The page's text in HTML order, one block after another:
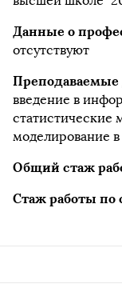
Данные о
отсутствуют
введение в
статистические
моделирование
Общий стаж
Стаж работы по